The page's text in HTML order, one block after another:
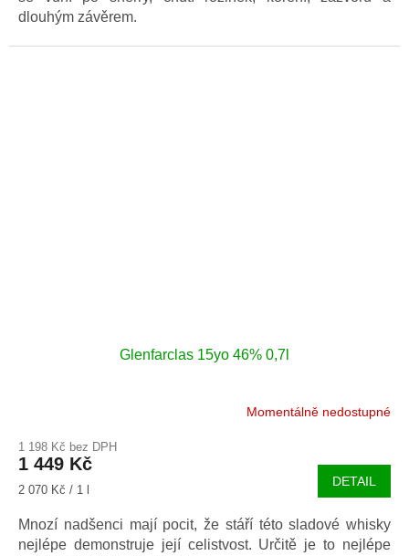
dlouhým závěrem.
Glenfarclas 15yo 46% 0,7l
Momentálně nedostupné
1 198 Kč bez DPH
1 449 Kč
Měrná
2 070 Kč / 1 l
DETAIL
Mnozí nadšenci mají pocit, že stáří této sladové whisky
nejlépe demonstruje její celistvost. Určitě je to nejlépe